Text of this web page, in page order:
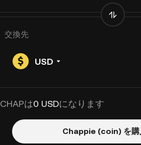
交換先
USD
は0 USDになります
Chappie (coin) を購